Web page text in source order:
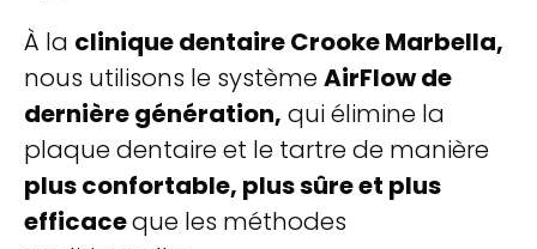
À la clinique dentaire Crooke Marbella,
nous utilisons le systèmeAirFlow de
dernière génération, qui élimine la
plaque dentaire et le tartre de manière
plus confortable, plus sûre et plus
efficaceque les méthodes